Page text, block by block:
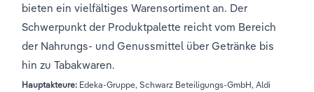
bieten ein vielfältiges Warensortiment an. Der
Schwerpunkt der Produktpalette reicht vom Bereich
der Nahrungs- und Genussmittel über Getränke bis
hin zu Tabakwaren.
Hauptakteure: Edeka-Gruppe, Schwarz Beteiligungs-GmbH, Aldi